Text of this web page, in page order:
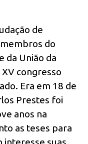
de
do
da União da
congresso
Era em 18 de
Prestes foi
anos na
as teses para